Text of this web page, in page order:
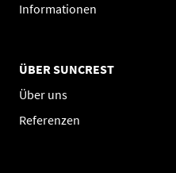
Informationen
ÜBER SUNCREST
Über uns
Referenzen